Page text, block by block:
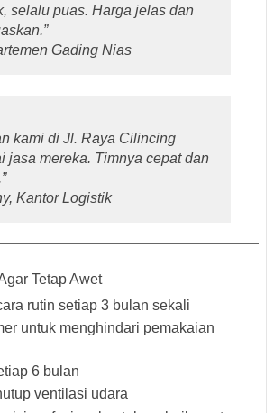
selalu puas. Harga jelas dan
Gading Nias
kami di Jl. Raya Cilincing
jasa mereka. Timnya cepat dan
Kantor Logistik
Tetap Awet
rutin setiap 3 bulan sekali
untuk menghindari pemakaian
6 bulan
ventilasi udara